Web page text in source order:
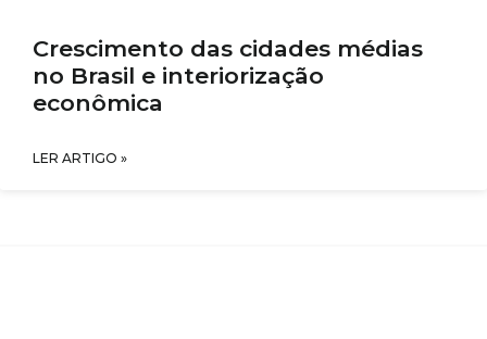
Crescimento das cidades médias
no Brasil e interiorização
econômica
LER ARTIGO »